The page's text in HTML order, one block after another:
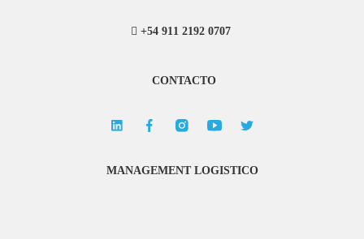
+54 911 2192 0707
CONTACTO
MANAGEMENT LOGISTICO